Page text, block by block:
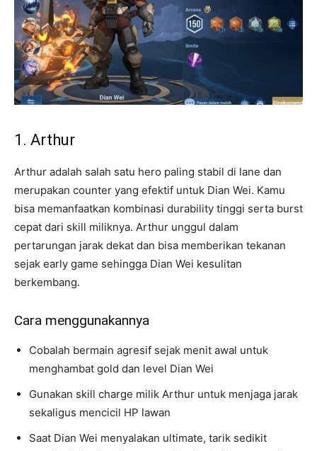
1. Arthur
Arthur adalah salah satu hero paling stabil di lane dan
merupakan counter yang efektif untuk Dian Wei. Kamu
bisa memanfaatkan kombinasi durability tinggi serta burst
cepat dari skill miliknya. Arthur unggul dalam
pertarungan jarak dekat dan bisa memberikan tekanan
sejak early game sehingga Dian Wei kesulitan
berkembang.
Cara menggunakannya
Cobalah bermain agresif sejak menit awal untuk
menghambat gold dan level Dian Wei
Gunakan skill charge milik Arthur untuk menjaga jarak
sekaligus mencicil HP lawan
Saat Dian Wei menyalakan ultimate, tarik sedikit